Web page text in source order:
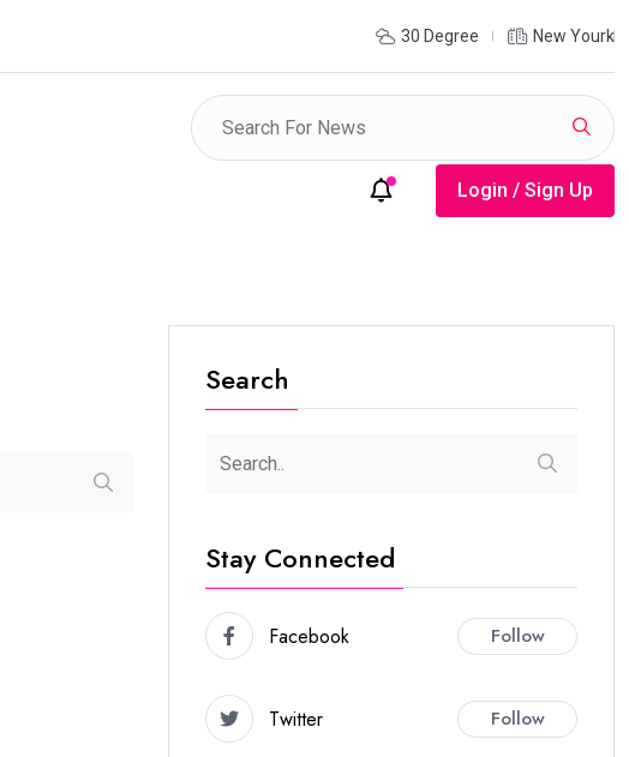
ഹിരോഷിമ: യുദ്ധത്തിന്റെ മുറിവുകൾ ഓർമ്മിപ്പിക്കുന്ന നഗരം;
സന്ദേശവുമായി ലോകത്തെ ചിന്തിപ്പിക്കുന്ന സ്മാരകം
30 Degree New Yourk
Login / Sign Up
Search
Stay Connected
Facebook Follow
Twitter Follow